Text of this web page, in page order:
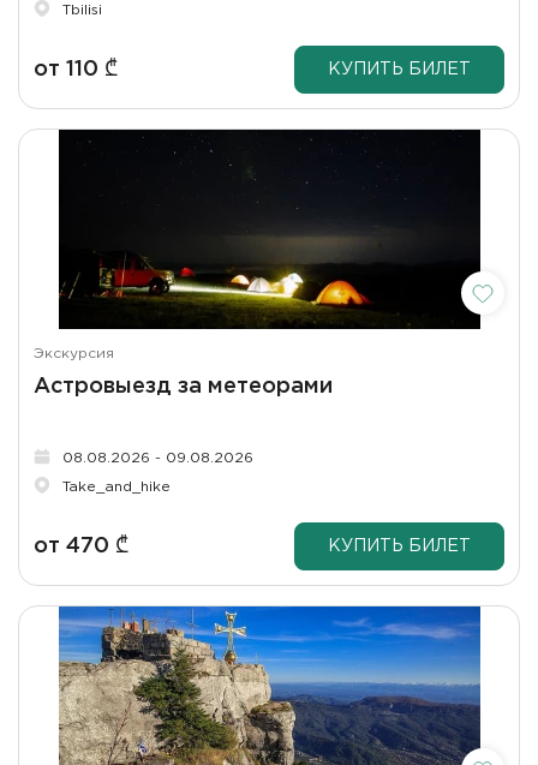
Tbilisi
от 110 ₾ КУПИТЬ БИЛЕТ
Экскурсия
Астровыезд за метеорами
08.08.2026 - 09.08.2026
Take_and_hike
от 470 ₾ КУПИТЬ БИЛЕТ